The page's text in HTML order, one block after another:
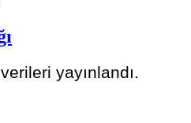
yayınlandı.